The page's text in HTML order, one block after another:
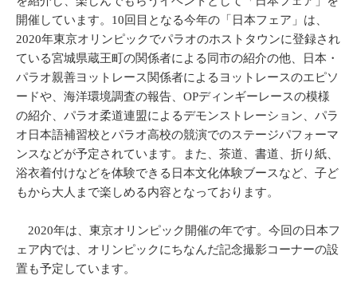
開催しています。10回目となる今年の「日本フェア」は、
2020年東京オリンピックでパラオのホストタウンに登録され
ている宮城県蔵王町の関係者による同市の紹介の他、日本・
パラオ親善ヨットレース関係者によるヨットレースのエピソ
ードや、海洋環境調査の報告、OPディンギーレースの模様
の紹介、パラオ柔道連盟によるデモンストレーション、パラ
オ日本語補習校とパラオ高校の競演でのステージパフォーマ
ンスなどが予定されています。また、茶道、書道、折り紙、
浴衣着付けなどを体験できる日本文化体験ブースなど、子ど
もから大人まで楽しめる内容となっております。
2020年は、東京オリンピック開催の年です。今回の日本フ
ェア内では、オリンピックにちなんだ記念撮影コーナーの設
置も予定しています。